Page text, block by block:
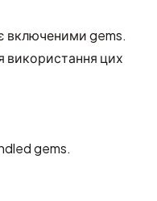
є включеними gems.
використання цих
gems.